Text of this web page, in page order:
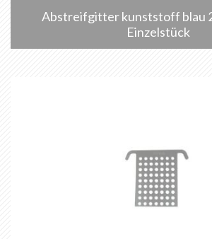
Abstreifgitter kunststoff blau
Einzelstück